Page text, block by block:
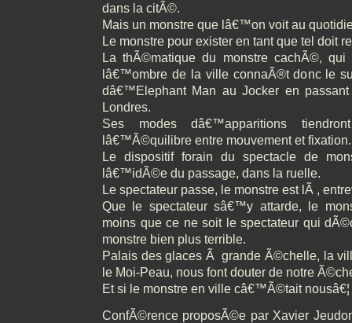
dans la citÃ©.
Mais un monstre que lâ€™on voit au
Le monstre pour exister en tant que tel doit
La thÃ©matique du monstre cachÃ©,
lâ€™ombre de la ville connaÃ®t donc le
dâ€™Elephant Man au Jocker en
Londres.
Ses modes dâ€™apparitions
lâ€™Ã©quilibre entre mouvement et fixation.
Le dispositif forain du spectacle de
lâ€™idÃ©e du passage, dans la ruelle.
Le spectateur passe, le monstre est lÃ ,
Que le spectateur sâ€™y attarde, le
moins que ce ne soit le spectateur qui
monstre bien plus terrible.
Palais des glaces Ã grande Ã©chelle, la
le Moi-Peau, nous font douter de notre
Et si le monstre en ville câ€™Ã©tait nousâ€¦
ConfÃ©rence proposÃ©e par Xavier